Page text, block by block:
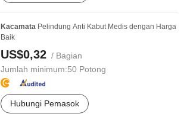
Kacamata Pelindung Anti Kabut Medis dengan Harga
Baik
US$0,32 / Bagian
Jumlah minimum:50 Potong
Hubungi Pemasok